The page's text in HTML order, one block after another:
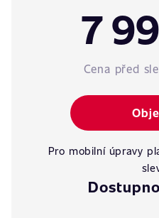
7
Cena před
Pro mobilní úpravy